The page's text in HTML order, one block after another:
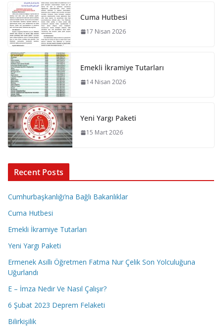
Cuma Hutbesi
17 Nisan 2026
Emekli İkramiye Tutarları
14 Nisan 2026
Yeni Yargı Paketi
15 Mart 2026
Recent Posts
Cumhurbaşkanlığı’na Bağlı Bakanlıklar
Cuma Hutbesi
Emekli İkramiye Tutarları
Yeni Yargı Paketi
Ermenek Asıllı Öğretmen Fatma Nur Çelik Son Yolculuğuna
Uğurlandı
E – İmza Nedir Ve Nasıl Çalışır?
6 Şubat 2023 Deprem Felaketi
Bilirkişilik